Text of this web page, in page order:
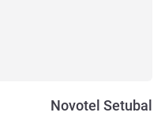
Novotel Setubal